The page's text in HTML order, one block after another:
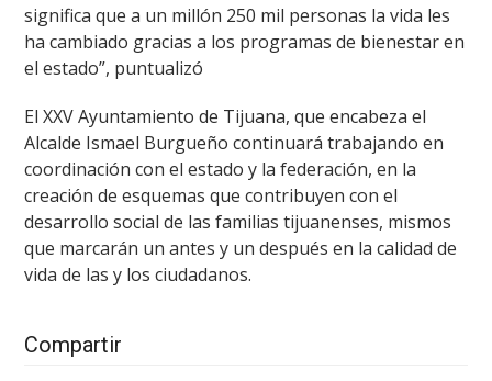
significa que a un millón 250 mil personas la vida les
ha cambiado gracias a los programas de bienestar en
el estado”, puntualizó
El XXV Ayuntamiento de Tijuana, que encabeza el
Alcalde Ismael Burgueño continuará trabajando en
coordinación con el estado y la federación, en la
creación de esquemas que contribuyen con el
desarrollo social de las familias tijuanenses, mismos
que marcarán un antes y un después en la calidad de
vida de las y los ciudadanos.
Compartir